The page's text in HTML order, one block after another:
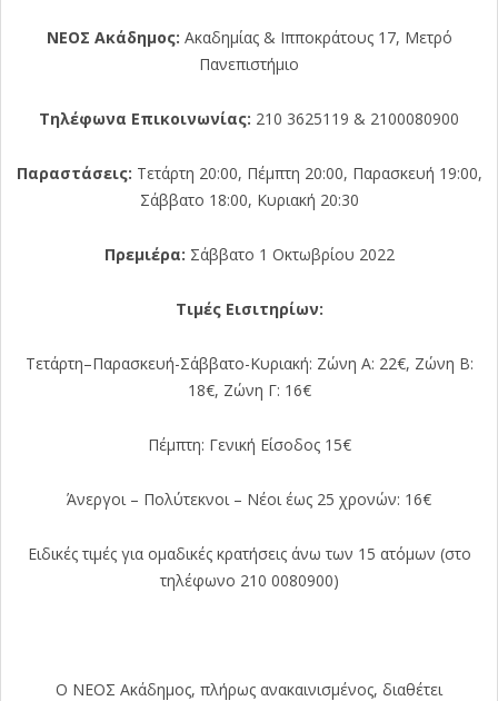
ΝΕΟΣ Ακάδημος: Ακαδημίας & Ιπποκράτους 17, Μετρό
Πανεπιστήμιο
Τηλέφωνα Επικοινωνίας: 210 3625119 & 2100080900
Παραστάσεις: Τετάρτη 20:00, Πέμπτη 20:00, Παρασκευή 19:00,
Σάββατο 18:00, Κυριακή 20:30
Πρεμιέρα: Σάββατο 1 Οκτωβρίου 2022
Τιμές Εισιτηρίων:
Τετάρτη–Παρασκευή-Σάββατο-Κυριακή: Ζώνη Α: 22€, Ζώνη Β:
18€, Ζώνη Γ: 16€
Πέμπτη: Γενική Είσοδος 15€
Άνεργοι – Πολύτεκνοι – Νέοι έως 25 χρονών: 16€
Ειδικές τιμές για ομαδικές κρατήσεις άνω των 15 ατόμων (στο
τηλέφωνο 210 0080900)
Ο ΝΕΟΣ Ακάδημος, πλήρως ανακαινισμένος, διαθέτει